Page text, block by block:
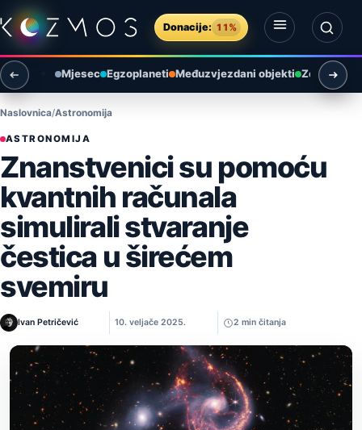
Preskoči na sadržaj
Donacije: 11%
Otvori izbornik
Otvori pretragu
Mjesec Egzoplaneti Međuzvjezdani objekti Zemlja i
Naslovnica Astronomija
ASTRONOMIJA
Znanstvenici su pomoću
kvantnih računala
simulirali stvaranje
čestica u širećem
svemiru
Ivan Petričević 10. veljače 2025. 2 min čitanja